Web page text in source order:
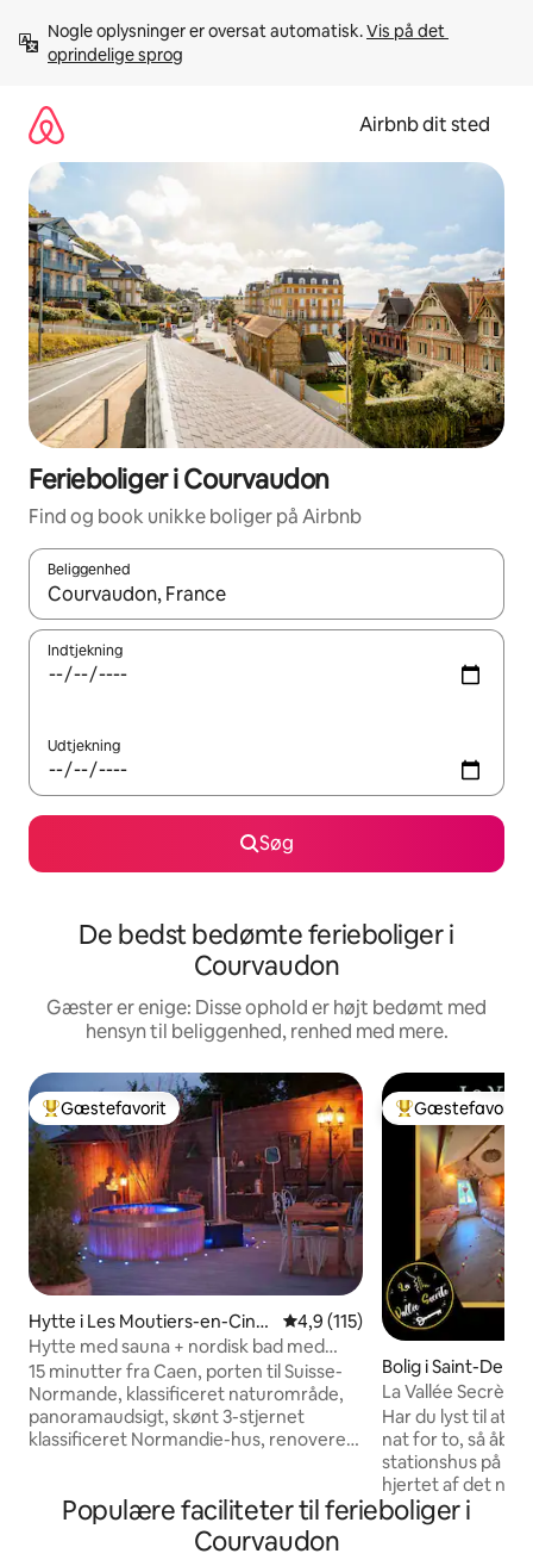
videre
Nogle oplysninger er oversat automatisk. Vis på det
oprindelige sprog
Airbnb dit sted
Ferieboliger i Courvaudon
Find og book unikke boliger på Airbnb
Beliggenhed
Når resultaterne er tilgængelige, skal du navigere med
Indtjekning
Udtjekning
Søg
De bedst bedømte ferieboliger i
Courvaudon
Gæster er enige: Disse ophold er højt bedømt med
hensyn til beliggenhed, renhed med mere.
Bedste gæstefavorit
Gæstefavorit
Hytte i Les Moutiers-en-Cingl
ais
4,9 ud af 5 i gennemsnitlig
4,9 (115)
Hytte med sauna + nordisk bad med
panoramaudsigt
15 minutter fra Caen, porten til Suisse-
Normande, klassificeret naturområde,
panoramaudsigt, skønt 3-stjernet
klassificeret Normandie-hus, renoveret
Sydvestlig beliggenhed, uforglemmelige
solnedgange. Udsigt over min mark på
den anden side af vejen med mine
Bedste
Gæstefavorit
Bolig i Saint-
La Vallée Secrète
Normande
Har du lyst til at
nat for to, så
stationshus på 70
hjertet af det
som er
kombinerer
Populære faciliteter til ferieboliger i
Courvaudon